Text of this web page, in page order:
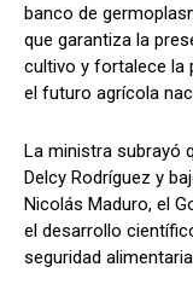
banco de
que garantiza la
cultivo y fortalece la
el futuro agrícola
La ministra subrayó
Delcy Rodríguez y
Nicolás Maduro, el
el desarrollo
seguridad